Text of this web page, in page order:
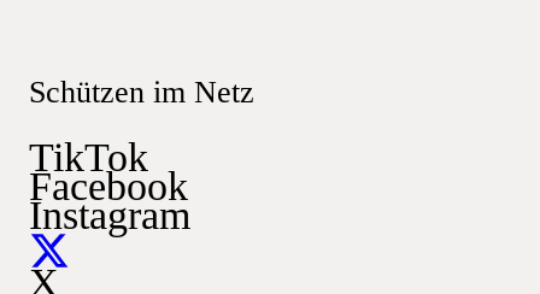
Schützen im Netz
TikTok
Facebook
Instagram
X